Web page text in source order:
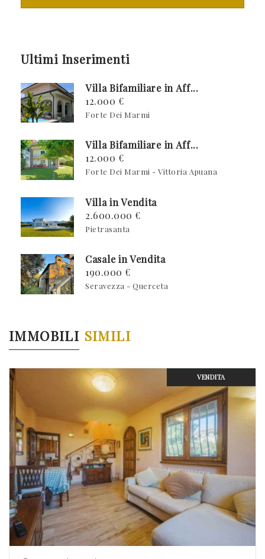
Ultimi Inserimenti
Villa Bifamiliare in Aff...
12.000 €
Forte Dei Marmi
Villa Bifamiliare in Aff...
12.000 €
Forte Dei Marmi - Vittoria Apuana
Villa in Vendita
2.600.000 €
Pietrasanta
Casale in Vendita
190.000 €
Seravezza - Querceta
IMMOBILI SIMILI
VENDITA